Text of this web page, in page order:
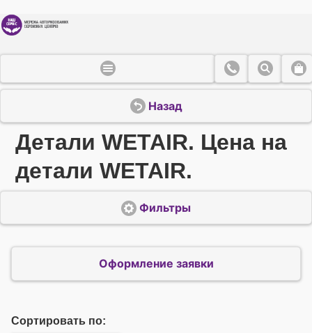
Назад
Детали WETAIR. Цена на
детали WETAIR.
Фильтры
Оформление заявки
Сортировать по: